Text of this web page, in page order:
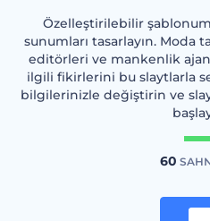
Özelleştirilebilir
sunumları tasarlayın. Moda
editörleri ve mankenlik
ilgili fikirlerini bu slaytlarla
bilgilerinizle değiştirin ve
60